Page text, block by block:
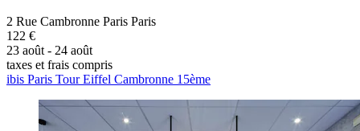
2 Rue Cambronne Paris Paris
122 €
23 août - 24 août
taxes et frais compris
ibis Paris Tour Eiffel Cambronne 15ème